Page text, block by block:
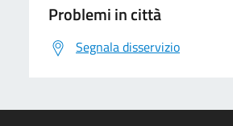
Problemi in città
Segnala disservizio